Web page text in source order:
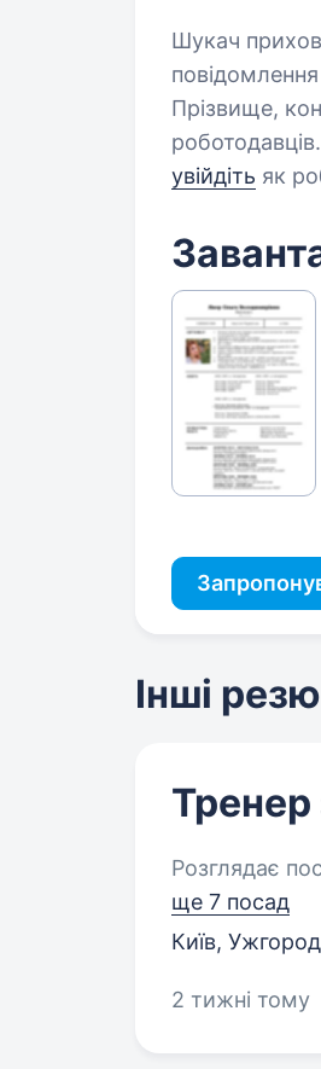
Шукач
Прізвище,
увійдіть як
Інші
Тренер
Розглядає
ще 7 посад
Київ, Ужгород
2 тижні тому